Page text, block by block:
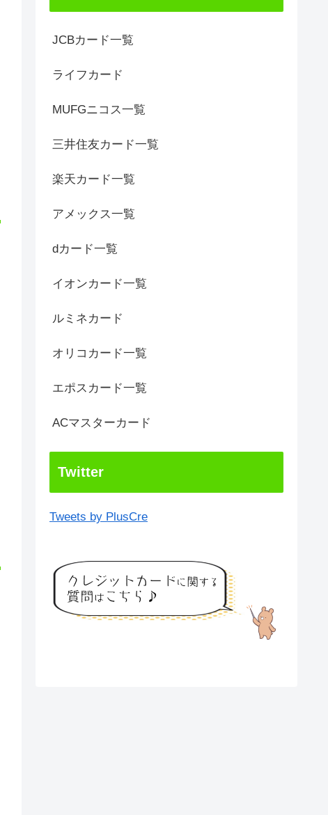
JCBカード一覧
ライフカード
MUFGニコス一覧
三井住友カード一覧
楽天カード一覧
アメックス一覧
dカード一覧
イオンカード一覧
ルミネカード
オリコカード一覧
エポスカード一覧
ACマスターカード
Twitter
Tweets by PlusCre